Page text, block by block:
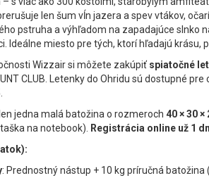
len šum vĺn jazera a spev vtákov,
pstruha a výhľadom na zapadajúce slnko
Ideálne miesto pre tých, ktorí hľadajú krásu,
Wizzair si môžete zakúpiť spiatočné
CLUB. Letenky do Ohridu sú dostupné
jedna malá batožina o rozmeroch 40 × 30
na notebook).
Registrácia online už 1
: Prednostný nástup + 10 kg príručná